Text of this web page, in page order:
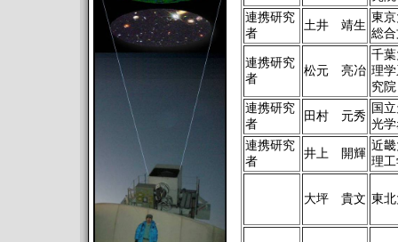
連携研究
者
土井 靖生
東
総
連携研究
者
松元 亮冶
千
理
究院
連携研究
者
田村 元秀
国
光
連携研究
者
井上 開輝
近
理
大坪 貴文 東